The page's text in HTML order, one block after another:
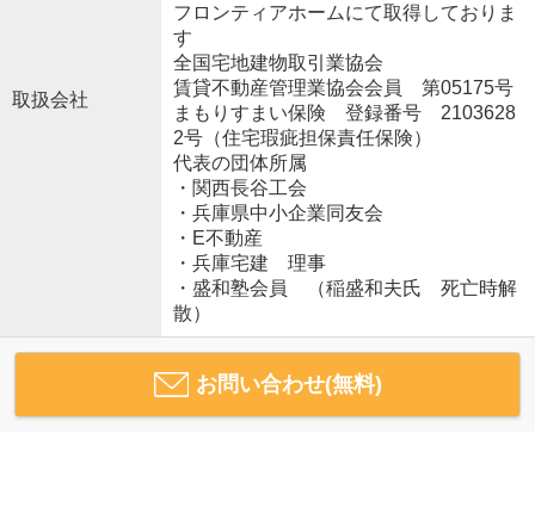
取扱会社
フロンティアホームにて取得しておりま
す
全国宅地建物取引業協会
賃貸不動産管理業協会会員 第05175号
まもりすまい保険 登録番号 2103628
2号（住宅瑕疵担保責任保険）
代表の団体所属
・関西長谷工会
・兵庫県中小企業同友会
・E不動産
・兵庫宅建 理事
・盛和塾会員 （稲盛和夫氏 死亡時解
散）
お問い合わせ(無料)